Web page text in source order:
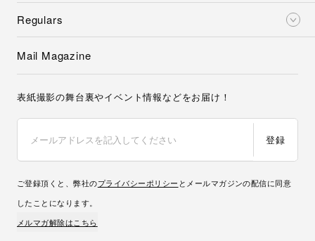
Regulars
Mail Magazine
表紙撮影の舞台裏やイベント情報などをお届け！
登録
ご登録頂くと、弊社のプライバシーポリシー とメールマガジンの配信に同意
したことになります。
メルマガ解除はこちら